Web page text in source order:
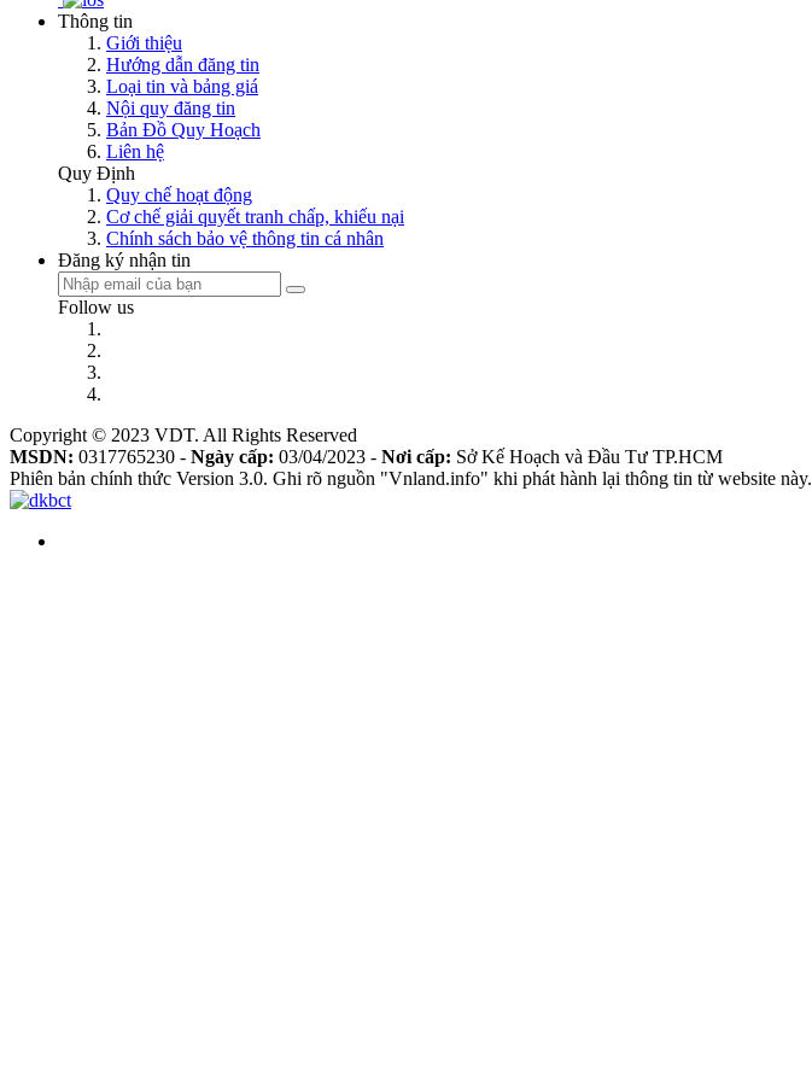
Thông tin
Giới thiệu
Hướng dẫn đăng tin
Loại tin và bảng giá
Nội quy đăng tin
Bản Đồ Quy Hoạch
Liên hệ
Quy Định
Quy chế hoạt động
Cơ chế giải quyết tranh chấp, khiếu nại
Chính sách bảo vệ thông tin cá nhân
Đăng ký nhận tin
Follow us
Copyright © 2023 VDT. All Rights Reserved
MSDN: 0317765230 - Ngày cấp: 03/04/2023 - Nơi cấp: Sở Kế Hoạch và Đầu Tư TP.HCM
Phiên bản chính thức Version 3.0. Ghi rõ nguồn "Vnland.info" khi phát hành lại thông tin từ website này.